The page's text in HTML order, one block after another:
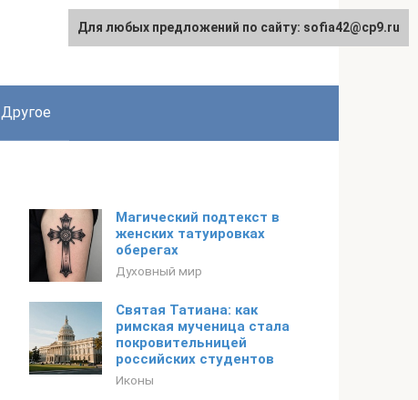
Другое
Магический подтекст в
женских татуировках
оберегах
Духовный мир
Святая Татиана: как
римская мученица стала
покровительницей
российских студентов
Иконы
Для любых предложений по сайту: sofia42@cp9.ru